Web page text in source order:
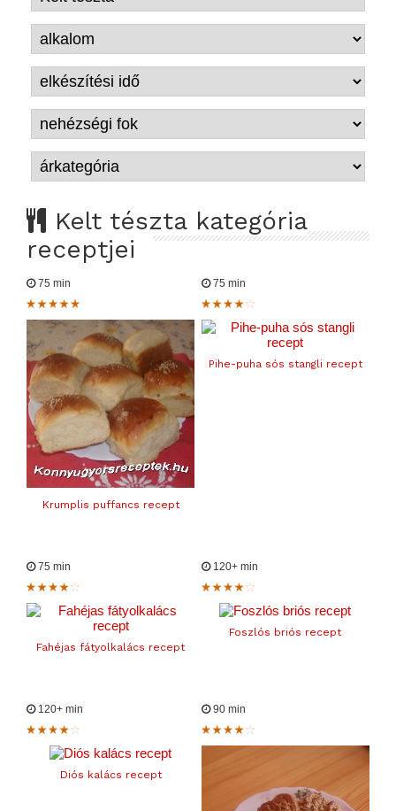
Kelt tészta kategória
receptjei
75 min
Krumplis puffancs recept
75 min
Pihe-puha sós stangli recept
75 min
Fahéjas fátyolkalács recept
120+ min
Foszlós briós recept
120+ min
Diós kalács recept
90 min